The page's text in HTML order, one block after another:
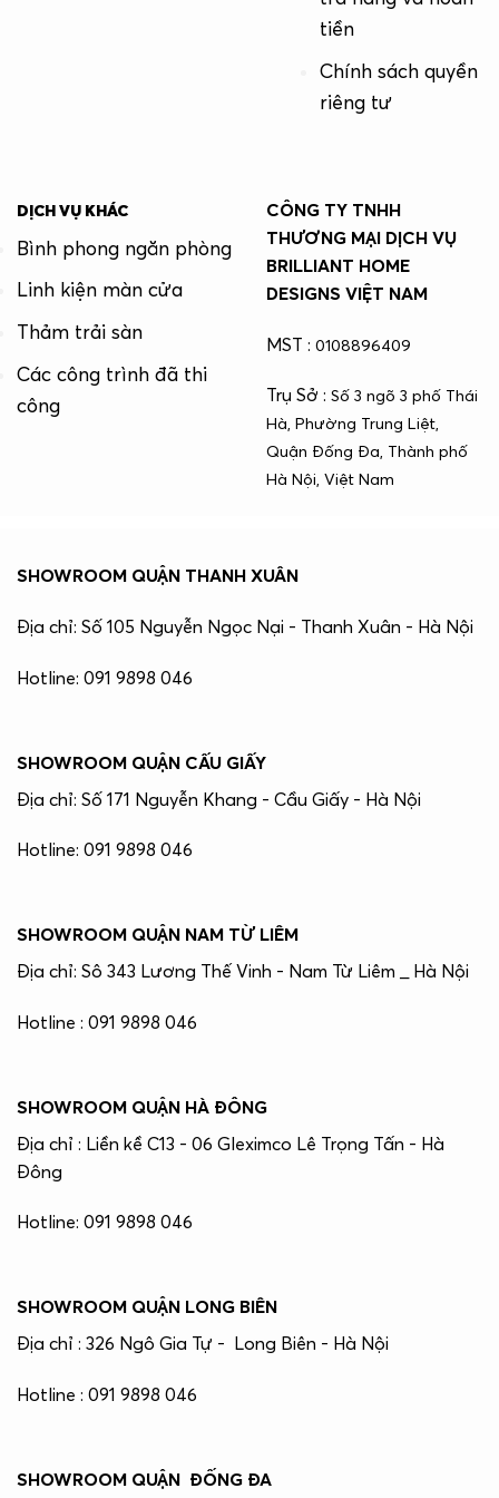
tiền
Chính sách quyền
riêng tư
DỊCH VỤ KHÁC
Bình phong ngăn phòng
Linh kiện màn cửa
Thảm trải sàn
Các công trình đã thi
công
CÔNG TY TNHH
THƯƠNG MẠI DỊCH VỤ
BRILLIANT HOME
DESIGNS VIỆT NAM
MST : 0108896409
Trụ Sở : Số 3 ngõ 3 phố Thái
Hà, Phường Trung Liệt,
Quận Đống Đa, Thành phố
Hà Nội, Việt Nam
SHOWROOM QUẬN THANH XUÂN
Địa chỉ: Số 105 Nguyễn Ngọc Nại - Thanh Xuân - Hà Nội
Hotline: 091 9898 046
SHOWROOM QUẬN CẤU GIẤY
Địa chỉ: Số 171 Nguyễn Khang - Cầu Giấy - Hà Nội
Hotline: 091 9898 046
SHOWROOM QUẬN NAM TỪ LIÊM
Địa chỉ: Sô 343 Lương Thế Vinh - Nam Từ Liêm _ Hà Nội
Hotline : 091 9898 046
SHOWROOM QUẬN HÀ ĐÔNG
Địa chỉ : Liền kề C13 - 06 Gleximco Lê Trọng Tấn - Hà
Đông
Hotline: 091 9898 046
SHOWROOM QUẬN LONG BIÊN
Địa chỉ : 326 Ngô Gia Tự - Long Biên - Hà Nội
Hotline : 091 9898 046
SHOWROOM QUẬN ĐỐNG ĐA